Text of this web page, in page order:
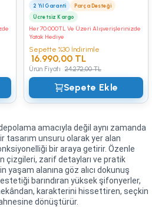
2 Yıl Garanti
Parça Desteği
Ücretsiz Kargo
Her 70.000TL Ve Üzeri Alışverişlerinizde
Yatak Hediye
Sepette %30 İndirimle
16.990,00 TL
Ürün Fiyatı 24.272,00 TL
Sepete Ekle
amacıyla değil aynı zamanda
tasarım unsuru olarak yer alan
bir araya getirir. Özenle
çizgileri, zarif detayları ve pratik
yaşam alanına göz alıcı dokunuş
barındıran yüksek şifonyerler,
karakterini hissettiren, seçkin
dönüştürür.